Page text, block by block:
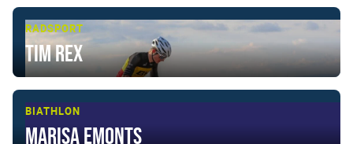
RADSPORT
Tim Rex
BIATHLON
Marisa Emonts